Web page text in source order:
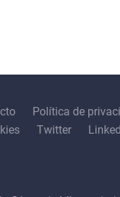
Política de
Twitter